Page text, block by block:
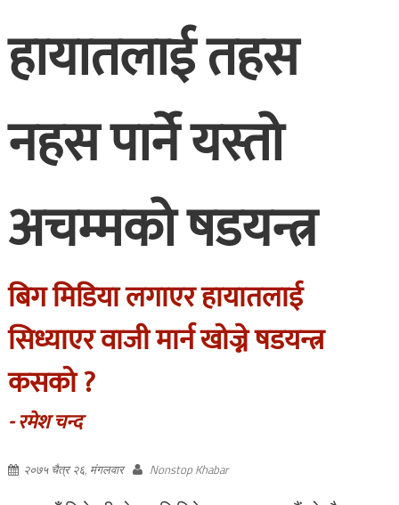
हायातलाई तहस
नहस पार्ने यस्तो
अचम्मको षडयन्त्र
बिग मिडिया लगाएर हायातलाई
सिध्याएर वाजी मार्न खोज्ने षडयन्त्र
कसको ?
- रमेश चन्द
२०७५ चैत्र २६, मंगलवार Nonstop Khabar